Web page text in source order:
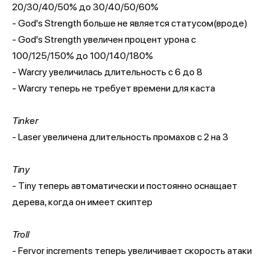
20/30/40/50% до 30/40/50/60%
- God's Strength больше не является статусом(вроде)
- God's Strength увеличен процент урона с
100/125/150% до 100/140/180%
- Warcry увеличилась длительность с 6 до 8
- Warcry теперь не требует времени для каста
Tinker
- Laser увеличена длительность промахов с 2 на 3
Tiny
- Tiny теперь автоматически и постоянно оснащает
дерева, когда он имеет скиптер
Troll
- Fervor increments теперь увеличивает скорость атаки